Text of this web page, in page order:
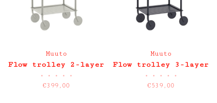
Muuto
Flow trolley 2-layer
• • • • •
€399,00
Muuto
Flow trolley 3-layer
• • • • •
€539,00